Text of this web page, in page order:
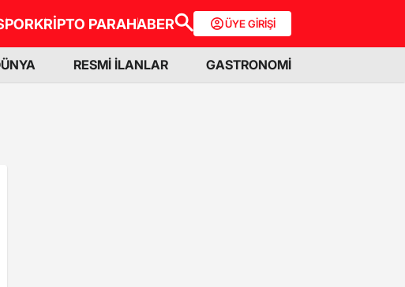
KRİPTO PARAHABER ÜYE GİRİŞİ
RESMİ İLANLAR GASTRONOMİ